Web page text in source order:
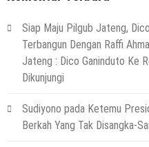
Siap Maju Pilgub Jateng,
Terbangun Dengan Raffi
Jateng : Dico Ganinduto Ke
Dikunjungi
Sudiyono pada Ketemu
Berkah Yang Tak Disangka-